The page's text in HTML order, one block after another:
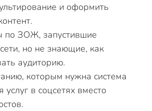
и оформить
по ЗОЖ, запустившие
но не знающие, как
аудиторию.
которым нужна система
в соцсетях вместо